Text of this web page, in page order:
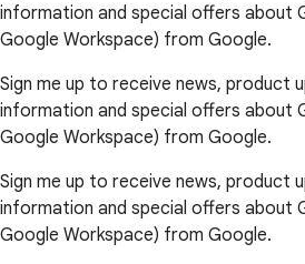
information and special offers about
Google Workspace) from Google.
Sign me up to receive news, product
information and special offers about
Google Workspace) from Google.
Sign me up to receive news, product
information and special offers about
Google Workspace) from Google.